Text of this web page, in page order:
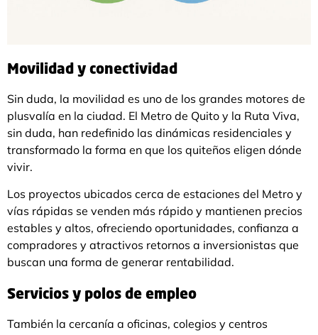
Movilidad y conectividad
Sin duda, la movilidad es uno de los grandes motores de
plusvalía en la ciudad. El Metro de Quito y la Ruta Viva,
sin duda, han redefinido las dinámicas residenciales y
transformado la forma en que los quiteños eligen dónde
vivir.
Los proyectos ubicados cerca de estaciones del Metro y
vías rápidas se venden más rápido y mantienen precios
estables y altos, ofreciendo oportunidades, confianza a
compradores y atractivos retornos a inversionistas que
buscan una forma de generar rentabilidad.
Servicios y polos de empleo
También la cercanía a oficinas, colegios y centros